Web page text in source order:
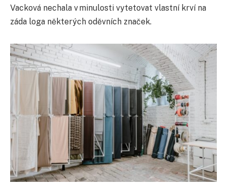
Vacková nechala v minulosti vytetovat vlastní krví na
záda loga některých oděvních značek.